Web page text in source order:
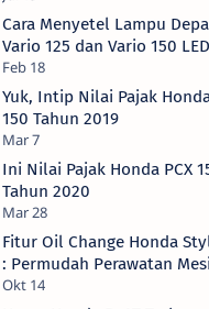
Cara Menyetel Lampu
Vario 125 dan Vario 150 LED
Yuk, Intip Nilai Pajak
150 Tahun 2019
Ini Nilai Pajak Honda PCX
Tahun 2020
Fitur Oil Change Honda
: Permudah Perawatan